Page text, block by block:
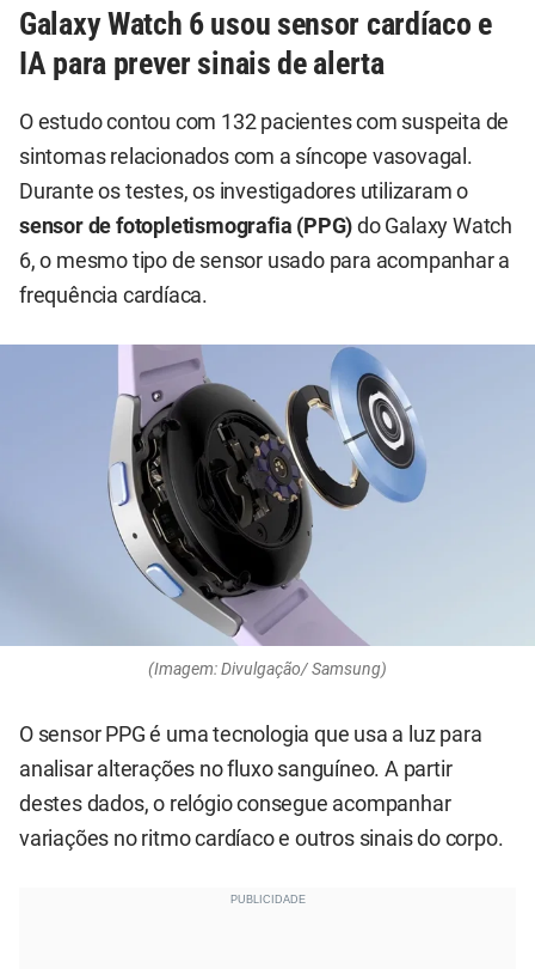
Galaxy Watch 6 usou sensor cardíaco e
IA para prever sinais de alerta
O estudo contou com 132 pacientes com suspeita de
sintomas relacionados com a síncope vasovagal.
Durante os testes, os investigadores utilizaram o
sensor de fotopletismografia (PPG) do Galaxy Watch
6, o mesmo tipo de sensor usado para acompanhar a
frequência cardíaca.
(Imagem: Divulgação/ Samsung)
O sensor PPG é uma tecnologia que usa a luz para
analisar alterações no fluxo sanguíneo. A partir
destes dados, o relógio consegue acompanhar
variações no ritmo cardíaco e outros sinais do corpo.